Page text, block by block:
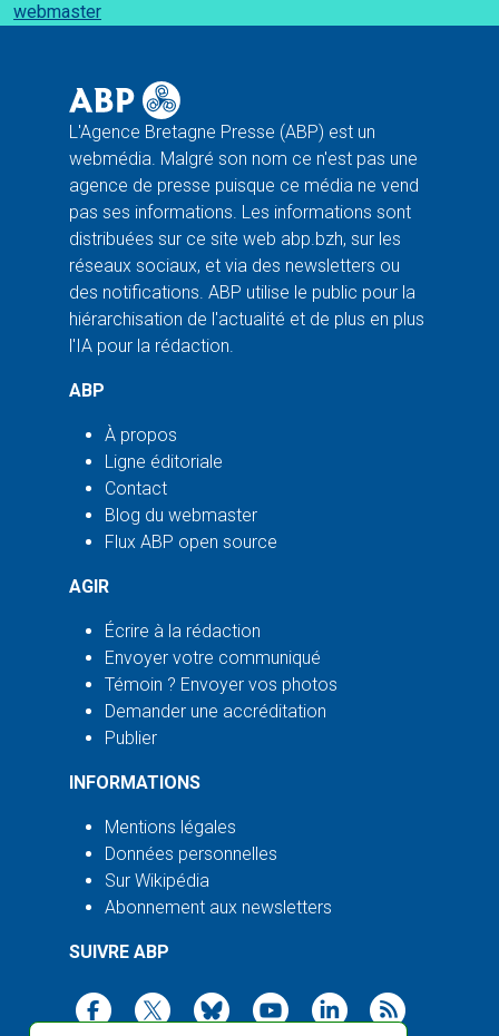
webmaster
L'Agence Bretagne Presse (ABP) est un
webmédia. Malgré son nom ce n'est pas une
agence de presse puisque ce média ne vend
pas ses informations. Les informations sont
distribuées sur ce site web abp.bzh, sur les
réseaux sociaux, et via des newsletters ou
des notifications. ABP utilise le public pour la
hiérarchisation de l'actualité et de plus en plus
l'IA pour la rédaction.
ABP
À propos
Ligne éditoriale
Contact
Blog du webmaster
Flux ABP open source
AGIR
Écrire à la rédaction
Envoyer votre communiqué
Témoin ? Envoyer vos photos
Demander une accréditation
Publier
INFORMATIONS
Mentions légales
Données personnelles
Sur Wikipédia
Abonnement aux newsletters
SUIVRE ABP